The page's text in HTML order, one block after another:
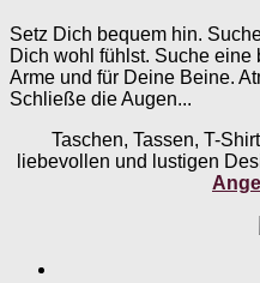
Setz Dich bequem hin.
Dich wohl fühlst. Suche
Arme und für Deine Beine.
Schließe die Augen...
Taschen, Tassen, T-
liebevollen und lustigen